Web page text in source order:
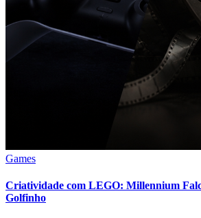
Games
Criatividade com LEGO: Millennium
Golfinho